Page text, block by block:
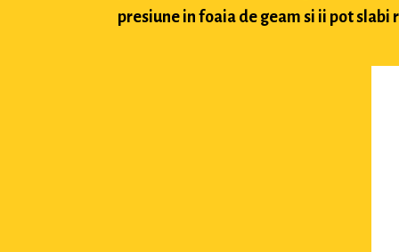
presiune in foaia de geam si ii pot slabi